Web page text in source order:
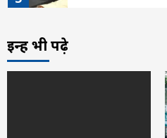
6
नया
33 साइबर फ्रॉड
इन्हें भी पढ़े